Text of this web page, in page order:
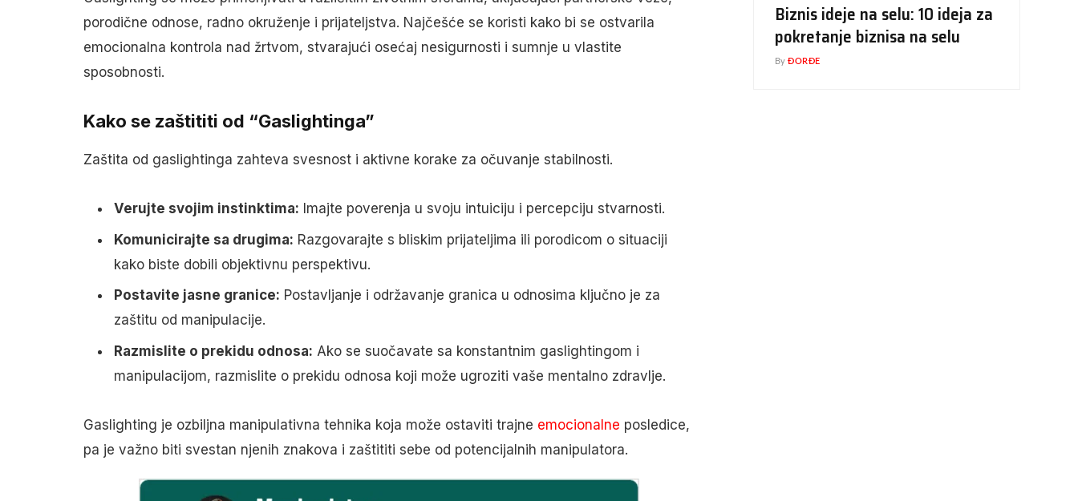
porodične odnose, radno okruženje i prijateljstva. Najčešće se koristi kako bi se ostvarila
emocionalna kontrola nad žrtvom, stvarajući osećaj nesigurnosti i sumnje u vlastite
sposobnosti.
Kako se zaštititi od “Gaslightinga”
Zaštita od gaslightinga zahteva svesnost i aktivne korake za očuvanje stabilnosti.
Verujte svojim instinktima: Imajte poverenja u svoju intuiciju i percepciju stvarnosti.
Komunicirajte sa drugima: Razgovarajte s bliskim prijateljima ili porodicom o situaciji
kako biste dobili objektivnu perspektivu.
Postavite jasne granice: Postavljanje i održavanje granica u odnosima ključno je za
zaštitu od manipulacije.
Razmislite o prekidu odnosa: Ako se suočavate sa konstantnim gaslightingom i
manipulacijom, razmislite o prekidu odnosa koji može ugroziti vaše mentalno zdravlje.
Gaslighting je ozbiljna manipulativna tehnika koja može ostaviti trajne emocionalne posledice,
pa je važno biti svestan njenih znakova i zaštititi sebe od potencijalnih manipulatora.
Biznis ideje na selu: 10 ideja za
pokretanje biznisa na selu
By ĐORĐE